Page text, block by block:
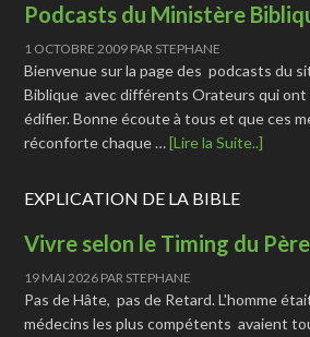
Podcasts du Ministère
1 OCTOBRE 2009 PAR STEPHANE
Bienvenue sur la page des podcasts du
Biblique avec différents Orateurs qui ont
édifier. Bonne écoute à tous et que ces
réconforte chaque …[Lire la Suite..]
EXPLICATION DE LA BIBLE
Vivre selon le Timing du Père
19 MAI 2026 PAR STEPHANE
Pas de Hâte, pas de Retard. L'homme
médecins les plus compétents avaient